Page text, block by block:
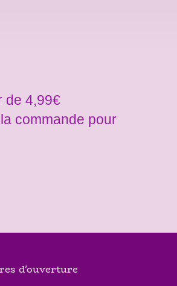
de 4,99€
commande pour
d'ouverture